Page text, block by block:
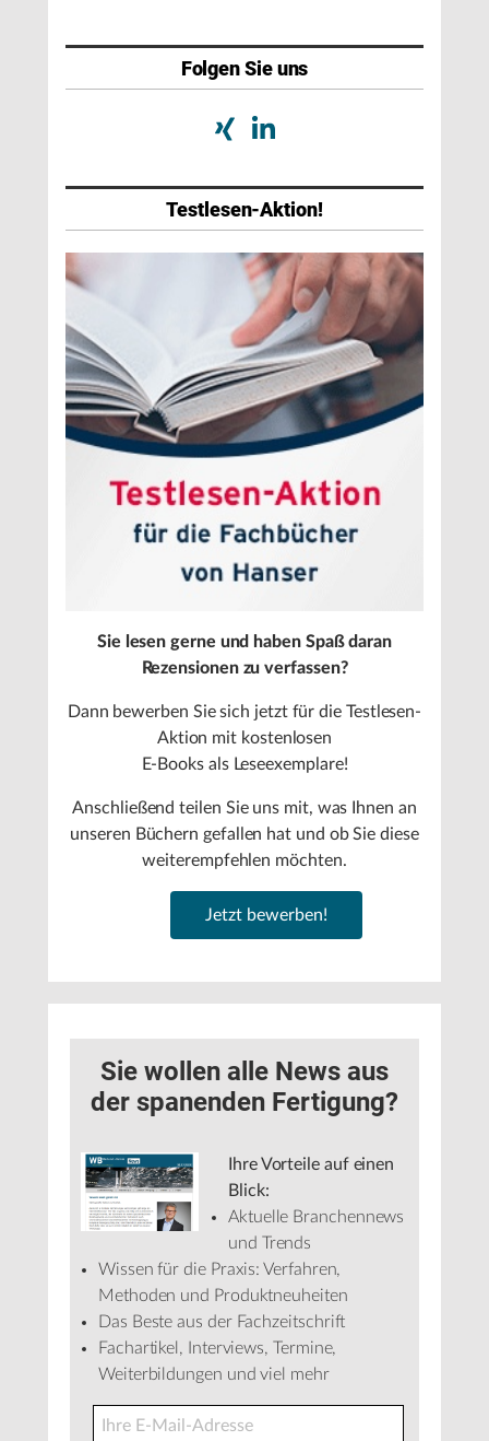
Folgen Sie uns
Testlesen-Aktion!
Sie lesen gerne und haben Spaß daran
Rezensionen zu verfassen?
Dann bewerben Sie sich jetzt für die Testlesen-
Aktion mit kostenlosen
E-Books als Leseexemplare!
Anschließend teilen Sie uns mit, was Ihnen an
unseren Büchern gefallen hat und ob Sie diese
weiterempfehlen möchten.
Jetzt bewerben!
Sie wollen alle News aus
der spanenden Fertigung?
Ihre Vorteile auf einen
Blick:
Aktuelle Branchennews
und Trends
Wissen für die Praxis: Verfahren,
Methoden und Produktneuheiten
Das Beste aus der Fachzeitschrift
Fachartikel, Interviews, Termine,
Weiterbildungen und viel mehr